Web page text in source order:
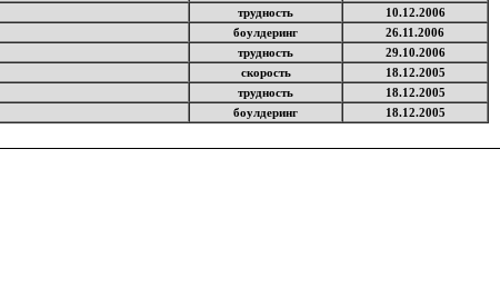
трудность
10.12.2006
боулдеринг
26.11.2006
трудность
29.10.2006
скорость
18.12.2005
трудность
18.12.2005
боулдеринг 18.12.2005